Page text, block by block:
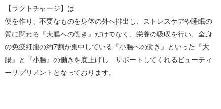
【ラクトチャージ】は
便を作り、不要なものを身体の外へ排出し、ストレスケアや睡眠の
質に関わる『大腸への働き』だけでなく、栄養の吸収を行い、全身
の免疫細胞の約7割が集中している『小腸への働き』といった『大
腸』と『小腸』の働きを底上げし、サポートしてくれるビューティ
ーサプリメントとなっております。